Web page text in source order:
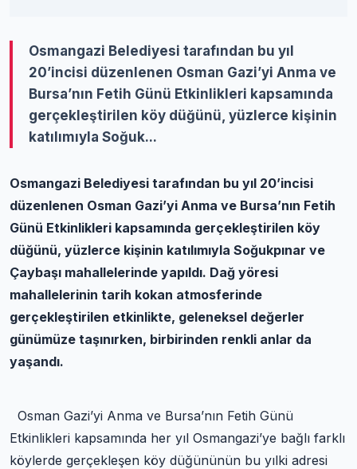
Osmangazi Belediyesi tarafından bu yıl
20’incisi düzenlenen Osman Gazi’yi Anma ve
Bursa’nın Fetih Günü Etkinlikleri kapsamında
gerçekleştirilen köy düğünü, yüzlerce kişinin
katılımıyla Soğuk...
Osmangazi Belediyesi tarafından bu yıl 20’incisi
düzenlenen Osman Gazi’yi Anma ve Bursa’nın Fetih
Günü Etkinlikleri kapsamında gerçekleştirilen köy
düğünü, yüzlerce kişinin katılımıyla Soğukpınar ve
Çaybaşı mahallelerinde yapıldı. Dağ yöresi
mahallelerinin tarih kokan atmosferinde
gerçekleştirilen etkinlikte, geleneksel değerler
günümüze taşınırken, birbirinden renkli anlar da
yaşandı.
Osman Gazi’yi Anma ve Bursa’nın Fetih Günü
Etkinlikleri kapsamında her yıl Osmangazi’ye bağlı farklı
köylerde gerçekleşen köy düğününün bu yılki adresi